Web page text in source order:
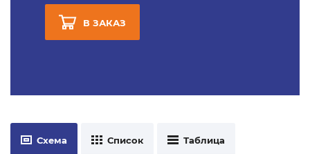
В ЗАКАЗ
Схема Список Таблица